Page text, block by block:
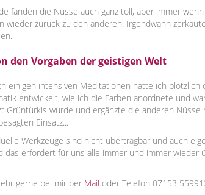
fanden die Nüsse auch ganz toll, aber immer
wieder zurück zu den anderen. Irgendwann
den Vorgaben der geistigen Welt
einigen intensiven Meditationen hatte ich
entwickelt, wie ich die Farben anordnete und
Grüntürkis wurde und ergänzte die anderen
Einsatz...
Werkzeuge sind nicht übertragbar und auch
das erfordert für uns alle immer und immer wieder
gerne bei mir per Mail oder Telefon 07153